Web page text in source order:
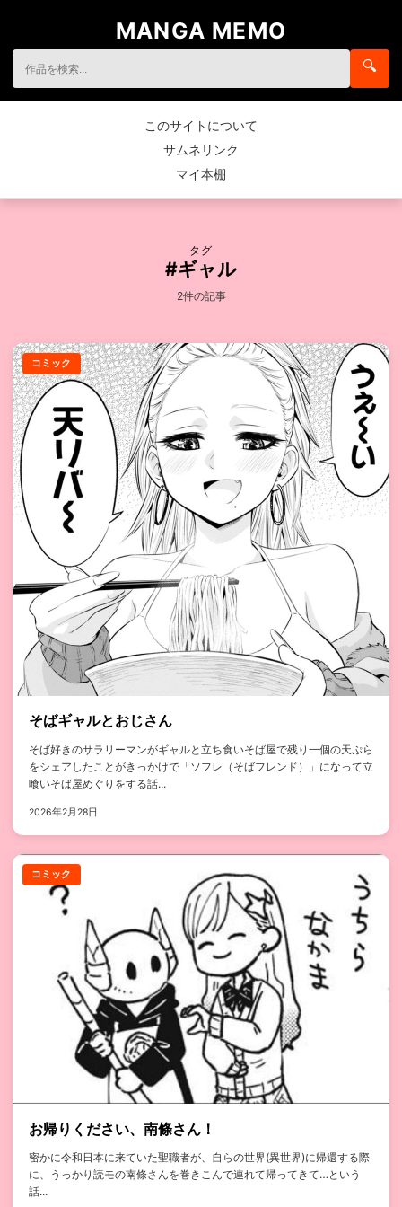
MANGA MEMO
🔍
このサイトについて
サムネリンク
マイ本棚
タグ
#ギャル
2件の記事
コミック
そばギャルとおじさん
そば好きのサラリーマンがギャルと立ち食いそば屋で残り一個の天ぷら
をシェアしたことがきっかけで「ソフレ（そばフレンド）」になって立
喰いそば屋めぐりをする話...
2026年2月28日
コミック
お帰りください、南條さん！
密かに令和日本に来ていた聖職者が、自らの世界(異世界)に帰還する際
に、うっかり読モの南條さんを巻きこんで連れて帰ってきて…という
話...